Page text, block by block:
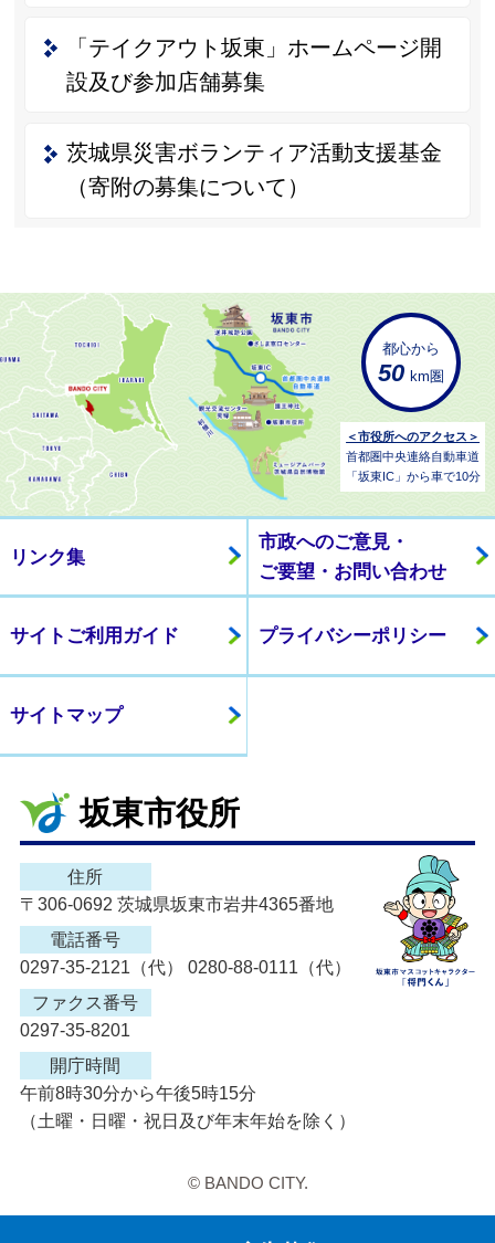
「テイクアウト坂東」ホームページ開
設及び参加店舗募集
茨城県災害ボランティア活動支援基金
（寄附の募集について）
都心から
50 km圏
＜市役所へのアクセス＞
首都圏中央連絡自動車道
「坂東IC」から車で10分
リンク集
市政へのご意見・
ご要望・お問い合わせ
サイトご利用ガイド プライバシーポリシー
サイトマップ
坂東市役所
住所
〒306-0692 茨城県坂東市岩井4365番地
電話番号
0297-35-2121（代） 0280-88-0111（代）
ファクス番号
0297-35-8201
開庁時間
午前8時30分から午後5時15分
（土曜・日曜・祝日及び年末年始を除く）
© BANDO CITY.